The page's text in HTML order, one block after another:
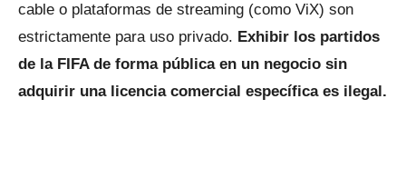
cable o plataformas de streaming (como ViX) son
estrictamente para uso privado. Exhibir los partidos
de la FIFA de forma pública en un negocio sin
adquirir una licencia comercial específica es ilegal.